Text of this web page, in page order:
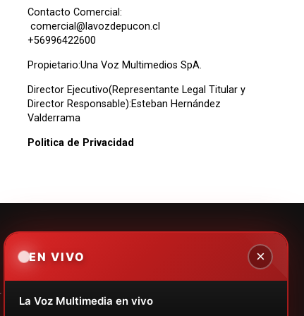
Contacto Comercial:
comercial@lavozdepucon.cl
+56996422600
Propietario:Una Voz Multimedios SpA.
Director Ejecutivo(Representante Legal Titular y
Director Responsable):Esteban Hernández
Valderrama
Politica de Privacidad
EN VIVO ×
La Voz Multimedia en vivo